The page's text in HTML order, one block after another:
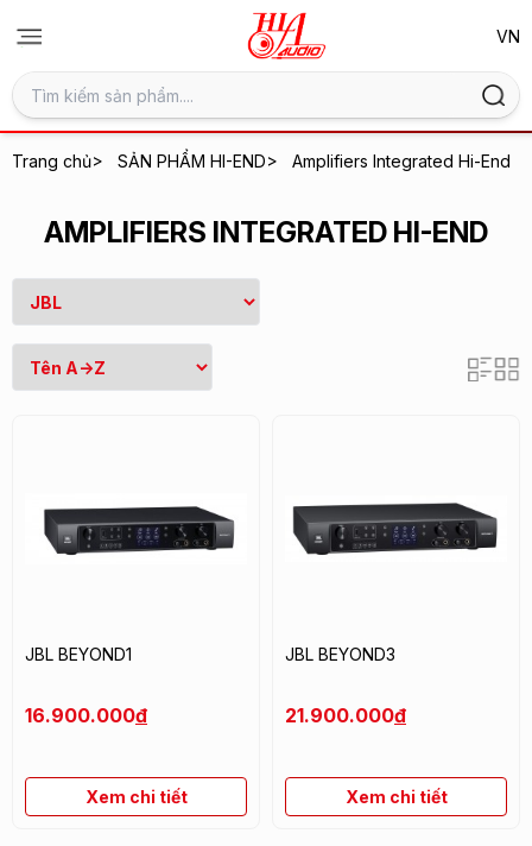
Trang chủ> SẢN PHẨM HI-END> Amplifiers Integrated Hi-End
AMPLIFIERS INTEGRATED HI-END
JBL BEYOND1
16.900.000đ
Xem chi tiết
JBL BEYOND3
21.900.000đ
Xem chi tiết